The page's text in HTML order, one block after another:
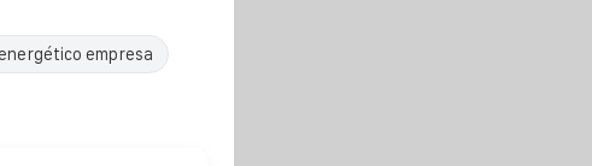
empresa